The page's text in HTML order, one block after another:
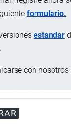
formulario.
estandar
con nosotros